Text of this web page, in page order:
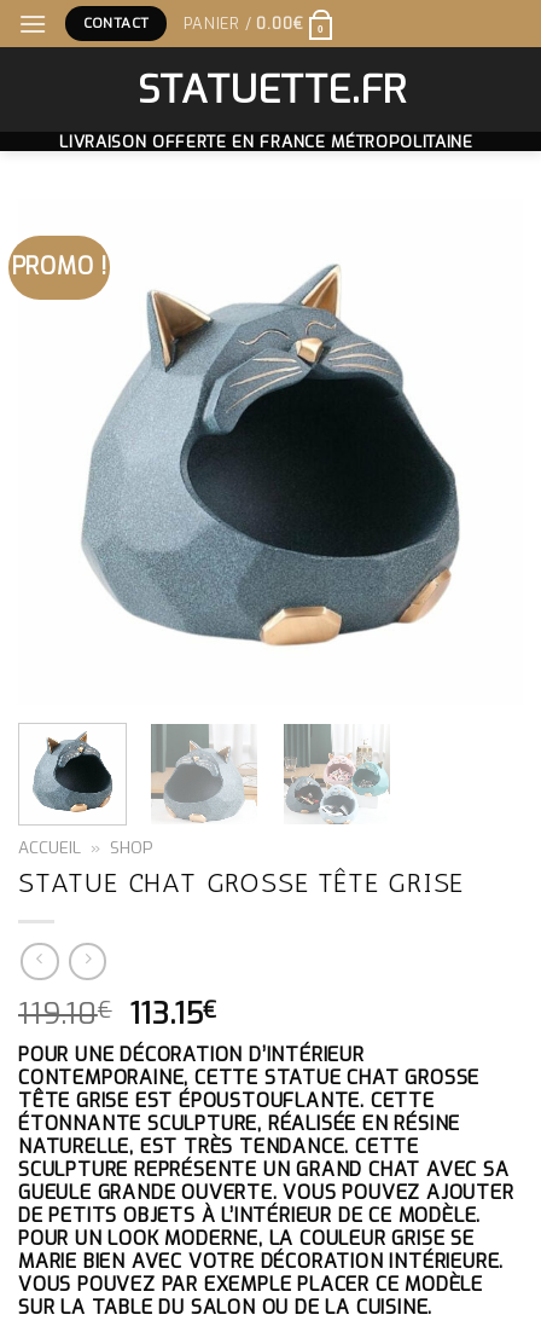
Skip
to
CONTACT PANIER / 0.00€ 0
STATUETTE.FR
LIVRAISON OFFERTE EN FRANCE MÉTROPOLITAINE
PROMO !
ACCUEIL » SHOP
STATUE CHAT GROSSE TÊTE GRISE
119.10€ LE
PRIX
INITIAL
ÉTAIT :
119.10€.
113.15€
PRIX
ACTUEL
EST :
113.15€.
POUR UNE DÉCORATION D’INTÉRIEUR
CONTEMPORAINE, CETTE STATUE CHAT GROSSE
TÊTE GRISE EST ÉPOUSTOUFLANTE. CETTE
ÉTONNANTE SCULPTURE, RÉALISÉE EN RÉSINE
NATURELLE, EST TRÈS TENDANCE. CETTE
SCULPTURE REPRÉSENTE UN GRAND CHAT AVEC SA
GUEULE GRANDE OUVERTE. VOUS POUVEZ AJOUTER
DE PETITS OBJETS À L’INTÉRIEUR DE CE MODÈLE.
POUR UN LOOK MODERNE, LA COULEUR GRISE SE
MARIE BIEN AVEC VOTRE DÉCORATION INTÉRIEURE.
VOUS POUVEZ PAR EXEMPLE PLACER CE MODÈLE
SUR LA TABLE DU SALON OU DE LA CUISINE.